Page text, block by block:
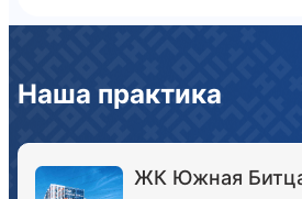
Наша практика
ЖК Южная